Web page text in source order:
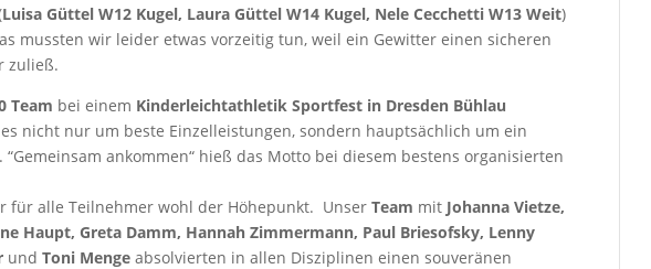
Luisa Güttel W12 Kugel, Laura Güttel W14 Kugel, Nele Cecchetti W13 Weit)
mussten wir leider etwas vorzeitig tun, weil ein Gewitter einen sicheren
zuließ.
Team bei einem Kinderleichtathletik Sportfest in Dresden Bühlau
nicht nur um beste Einzelleistungen, sondern hauptsächlich um ein
ankommen“ hieß das Motto bei diesem bestens organisierten
für alle Teilnehmer wohl der Höhepunkt. Unser Team mit Johanna Vietze,
Haupt, Greta Damm, Hannah Zimmermann, Paul Briesofsky, Lenny
und Toni Mengeabsolvierten in allen Disziplinen einen souveränen